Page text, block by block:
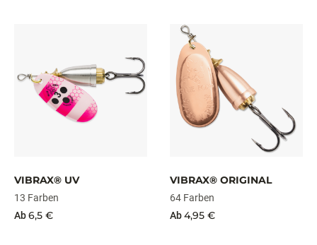
VIBRAX® UV
13 Farben
Ab6,5 €
VIBRAX® ORIGINAL
64 Farben
Ab4,95 €